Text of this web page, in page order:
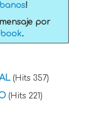
!
por
.
(Hits 357)
(Hits 221)